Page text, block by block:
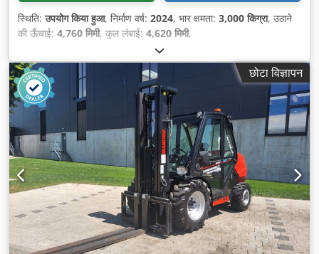
स्थिति:उपयोग किया हुआ, निर्माण वर्ष: 2024, भार क्षमता: 3,000 किग्रा, उठाने
की ऊँचाई: 4,760 मिमी, कुल लंबाई: 4,620 मिमी,
छोटा विज्ञापन